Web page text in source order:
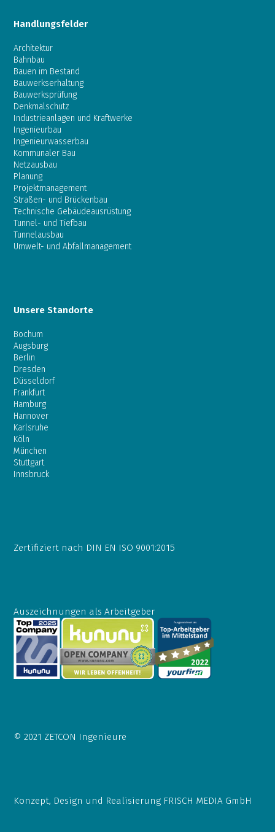
Handlungsfelder
Architektur
Bahnbau
Bauen im Bestand
Bauwerkserhaltung
Bauwerksprüfung
Denkmalschutz
Industrieanlagen und Kraftwerke
Ingenieurbau
Ingenieurwasserbau
Kommunaler Bau
Netzausbau
Planung
Projektmanagement
Straßen- und Brückenbau
Technische Gebäudeausrüstung
Tunnel- und Tiefbau
Tunnelausbau
Umwelt- und Abfallmanagement
Unsere Standorte
Bochum
Augsburg
Berlin
Dresden
Düsseldorf
Frankfurt
Hamburg
Hannover
Karlsruhe
Köln
München
Stuttgart
Innsbruck
Zertifiziert nach DIN EN ISO 9001:2015
Auszeichnungen als Arbeitgeber
© 2021 ZETCON Ingenieure
Konzept, Design und Realisierung FRISCH MEDIA GmbH